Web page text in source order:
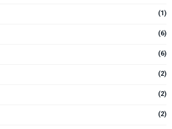
(1)
(6)
(6)
(2)
(2)
(2)